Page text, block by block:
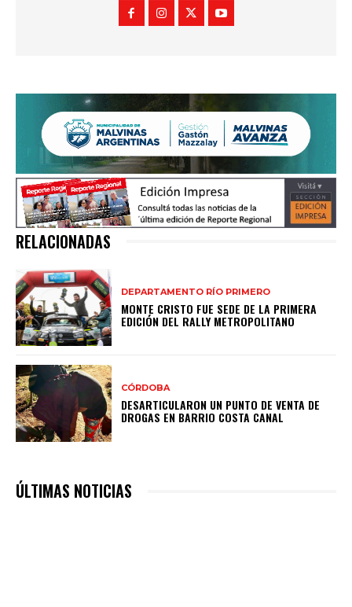
RELACIONADAS
DEPARTAMENTO RÍO PRIMERO
MONTE CRISTO FUE SEDE DE LA PRIMERA
EDICIÓN DEL RALLY METROPOLITANO
CÓRDOBA
DESARTICULARON UN PUNTO DE VENTA DE
DROGAS EN BARRIO COSTA CANAL
ÚLTIMAS NOTICIAS